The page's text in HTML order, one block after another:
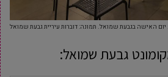
האישה בגבעת שמואל. תמונה: דוברות עיריית גבעת שמואל
גבעת שמואל: